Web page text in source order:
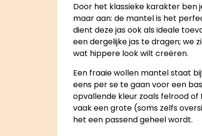
Door het klassieke karakter ben
maar aan: de mantel is het
dient deze jas ook als ideale
een dergelijke jas te dragen; we
wat hippere look wilt creëren.
Een fraaie wollen mantel staat
eens per se te gaan voor een
opvallende kleur zoals felrood
vaak een grote (soms zelfs
het een passend geheel wordt.